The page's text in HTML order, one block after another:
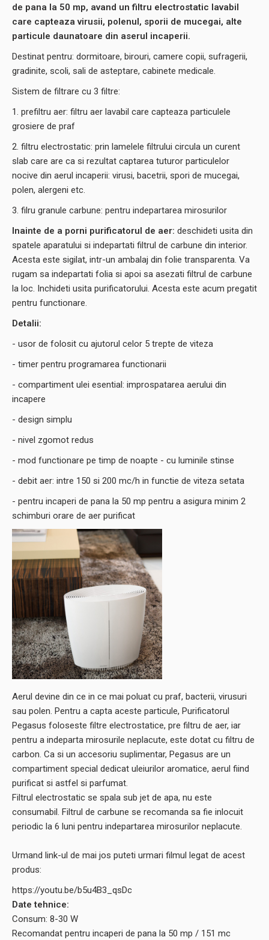
de pana la 50 mp, avand un filtru electrostatic lavabil
care capteaza virusii, polenul, sporii de mucegai, alte
particule daunatoare din aserul incaperii.
Destinat pentru: dormitoare, birouri, camere copii, sufragerii,
gradinite, scoli, sali de asteptare, cabinete medicale.
Sistem de filtrare cu 3 filtre:
1. prefiltru aer: filtru aer lavabil care capteaza particulele
grosiere de praf
2. filtru electrostatic: prin lamelele filtrului circula un curent
slab care are ca si rezultat captarea tuturor particulelor
nocive din aerul incaperii: virusi, bacetrii, spori de mucegai,
polen, alergeni etc.
3. filru granule carbune: pentru indepartarea mirosurilor
Inainte de a porni purificatorul de aer: deschideti usita din
spatele aparatului si indepartati filtrul de carbune din interior.
Acesta este sigilat, intr-un ambalaj din folie transparenta. Va
rugam sa indepartati folia si apoi sa asezati filtrul de carbune
la loc. Inchideti usita purificatorului. Acesta este acum pregatit
pentru functionare.
Detalii:
- usor de folosit cu ajutorul celor 5 trepte de viteza
- timer pentru programarea functionarii
- compartiment ulei esential: improspatarea aerului din
incapere
- design simplu
- nivel zgomot redus
- mod functionare pe timp de noapte - cu luminile stinse
- debit aer: intre 150 si 200 mc/h in functie de viteza setata
- pentru incaperi de pana la 50 mp pentru a asigura minim 2
schimburi orare de aer purificat
Aerul devine din ce in ce mai poluat cu praf, bacterii, virusuri
sau polen. Pentru a capta aceste particule, Purificatorul
Pegasus foloseste filtre electrostatice, pre filtru de aer, iar
pentru a indeparta mirosurile neplacute, este dotat cu filtru de
carbon. Ca si un accesoriu suplimentar, Pegasus are un
compartiment special dedicat uleiurilor aromatice, aerul fiind
purificat si astfel si parfumat.
Filtrul electrostatic se spala sub jet de apa, nu este
consumabil. Filtrul de carbune se recomanda sa fie inlocuit
periodic la 6 luni pentru indepartarea mirosurilor neplacute.
Urmand link-ul de mai jos puteti urmari filmul legat de acest
produs:
https://youtu.be/b5u4B3_qsDc
Date tehnice:
Consum: 8-30 W
Recomandat pentru incaperi de pana la 50 mp / 151 mc